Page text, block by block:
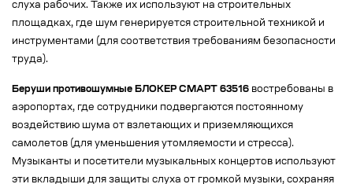
слуха рабочих. Также их используют на строительных
площадках, где шум генерируется строительной техникой и
инструментами (для соответствия требованиям безопасности
труда).
Беруши противошумные БЛОКЕР СМАРТ 63516 востребованы в
аэропортах, где сотрудники подвергаются постоянному
воздействию шума от взлетающих и приземляющихся
самолетов (для уменьшения утомляемости и стресса).
Музыканты и посетители музыкальных концертов используют
эти вкладыши для защиты слуха от громкой музыки, сохраняя